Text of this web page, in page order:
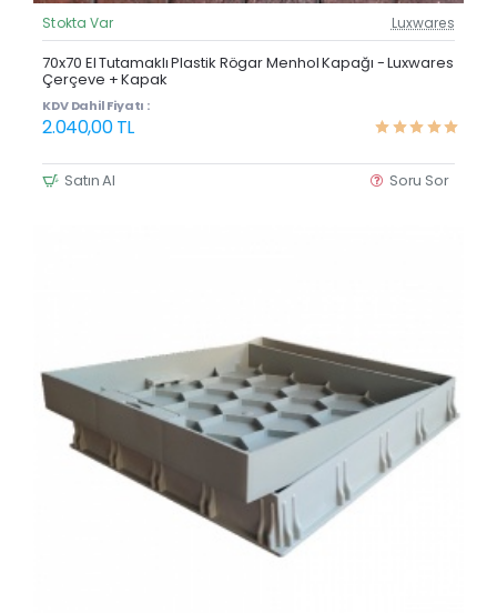
Güncel Fiyat
Yeni Ürün
Stokta Var Luxwares
70x70 El Tutamaklı Plastik Rögar Menhol Kapağı - Luxwares
Çerçeve + Kapak
KDV Dahil Fiyatı :
2.040,00 TL
Satın Al Soru Sor